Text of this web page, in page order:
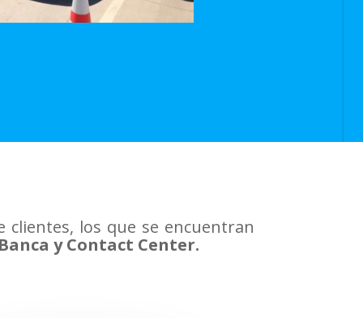
clientes, los que se encuentran
y Contact Center.